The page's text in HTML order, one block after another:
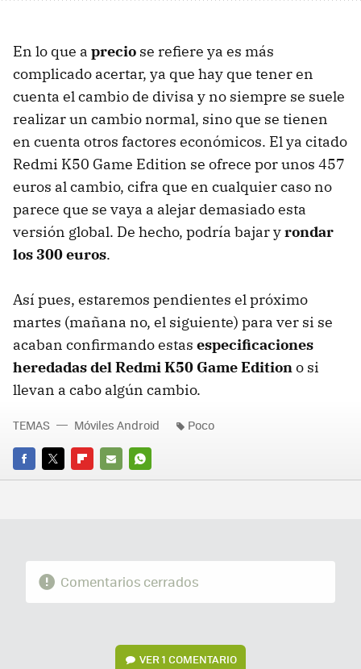
En lo que a precio se refiere ya es más
complicado acertar, ya que hay que tener en
cuenta el cambio de divisa y no siempre se suele
realizar un cambio normal, sino que se tienen
en cuenta otros factores económicos. El ya citado
Redmi K50 Game Edition se ofrece por unos 457
euros al cambio, cifra que en cualquier caso no
parece que se vaya a alejar demasiado esta
versión global. De hecho, podría bajar yrondar
los 300 euros.
Así pues, estaremos pendientes el próximo
martes (mañana no, el siguiente) para ver si se
acaban confirmando estas especificaciones
heredadas del Redmi K50 Game Edition o si
llevan a cabo algún cambio.
FACEBOOK
TWITTERFLIPBOARD
E-
WHATSAPP
TEMAS Móviles Android Poco
Comentarios cerrados
VER1 COMENTARIO